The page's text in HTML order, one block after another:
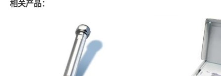
相关产品：